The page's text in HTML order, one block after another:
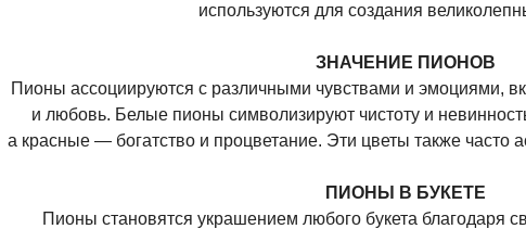
используются для создания
ЗНАЧЕНИЕ ПИОНОВ
Пионы ассоциируются с различными чувствами и эмоциями,
и любовь. Белые пионы символизируют чистоту и
а красные — богатство и процветание. Эти цветы также часто
ПИОНЫ В БУКЕТЕ
Пионы становятся украшением любого букета благодаря